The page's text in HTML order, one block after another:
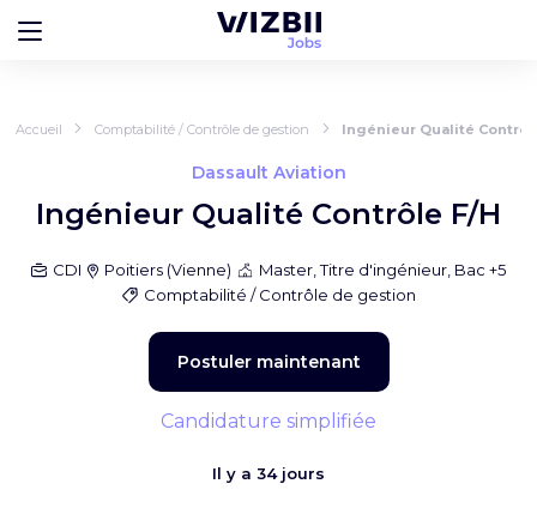
Accueil Comptabilité / Contrôle de gestion Ingénieur Qualité
Dassault Aviation
Ingénieur Qualité Contrôle F/H
CDI Poitiers (Vienne)
Master, Titre d'ingénieur, Bac +5
Comptabilité / Contrôle de gestion
Postuler maintenant
Candidature simplifiée
Il y a 34 jours